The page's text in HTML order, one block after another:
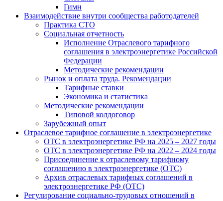
Гимн
Взаимодействие внутри сообщества работодателей
Практика СТО
Социальная отчетность
Исполнение Отраслевого тарифного
соглашения в электроэнергетике Российской
Федерации
Методические рекомендации
Рынок и оплата труда. Рекомендации
Тарифные ставки
Экономика и статистика
Методические рекомендации
Типовой колдоговор
Зарубежный опыт
Отраслевое тарифное соглашение в электроэнергетике
ОТС в электроэнергетике РФ на 2025 – 2027 годы
ОТС в электроэнергетике РФ на 2022 – 2024 годы
Присоединение к отраслевому тарифному
соглашению в электроэнергетике (ОТС)
Архив отраслевых тарифных соглашений в
электроэнергетике РФ (ОТС)
Регулирование социально-трудовых отношений в